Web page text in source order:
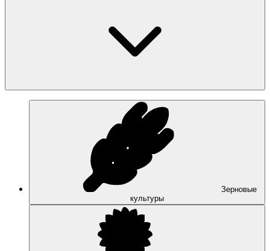
Зерновые
культуры